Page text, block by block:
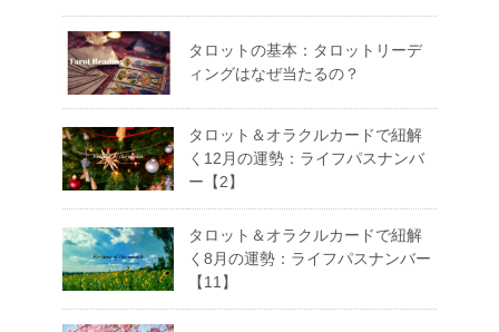
タロットの基本：タロットリーデ
ィングはなぜ当たるの？
タロット＆オラクルカードで紐解
く12月の運勢：ライフパスナンバ
ー【2】
タロット＆オラクルカードで紐解
く8月の運勢：ライフパスナンバー
【11】